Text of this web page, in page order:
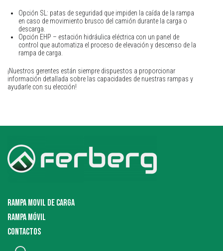
Opción SL: patas de seguridad que impiden la caída de la rampa
en caso de movimiento brusco del camión durante la carga o
descarga.
Opción EHP – estación hidráulica eléctrica con un panel de
control que automatiza el proceso de elevación y descenso de la
rampa de carga.
¡Nuestros gerentes están siempre dispuestos a proporcionar
información detallada sobre las capacidades de nuestras rampas y
ayudarle con su elección!
RAMPA MOVIL DE CARGA
RAMPA MÓVIL
CONTACTOS